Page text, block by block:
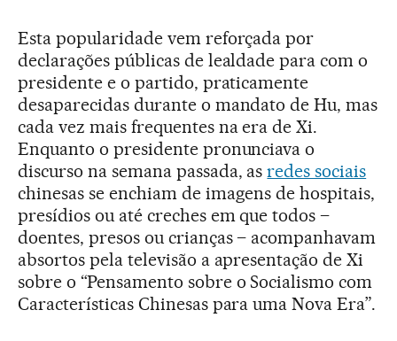
Esta popularidade vem reforçada por
declarações públicas de lealdade para com o
presidente e o partido, praticamente
desaparecidas durante o mandato de Hu, mas
cada vez mais frequentes na era de Xi.
Enquanto o presidente pronunciava o
discurso na semana passada, asredes sociais
chinesas se enchiam de imagens de hospitais,
presídios ou até creches em que todos –
doentes, presos ou crianças – acompanhavam
absortos pela televisão a apresentação de Xi
sobre o “Pensamento sobre o Socialismo com
Características Chinesas para uma Nova Era”.